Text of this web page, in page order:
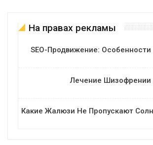
На правах рекламы
SEO-Продвижение:
Лечение Шизофрении
Какие Жалюзи Не Пропускают